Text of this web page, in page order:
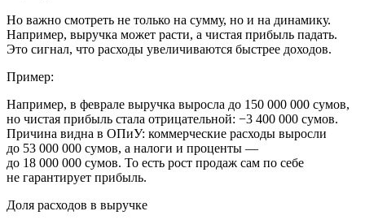
Но важно смотреть не только на сумму, но и на динамику.
Например, выручка может расти, а чистая прибыль падать.
Это сигнал, что расходы увеличиваются быстрее доходов.
Пример:
Например, в феврале выручка выросла до 150 000 000 сумов,
но чистая прибыль стала отрицательной: −3 400 000 сумов.
Причина видна в ОПиУ: коммерческие расходы выросли
до 53 000 000 сумов, а налоги и проценты —
до 18 000 000 сумов. То есть рост продаж сам по себе
не гарантирует прибыль.
Доля расходов в выручке